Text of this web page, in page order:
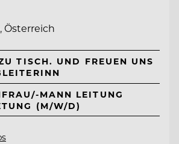
Österreich
TISCH. UND FREUEN UNS
MANN LEITUNG
(M/W/D)